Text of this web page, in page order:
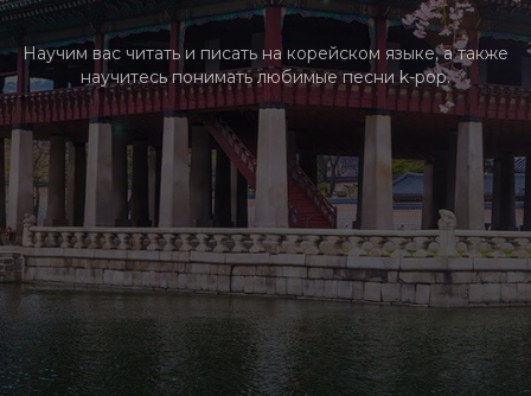
Научим вас читать и писать на корейском языке, а также
научитесь понимать любимые песни k-pop.